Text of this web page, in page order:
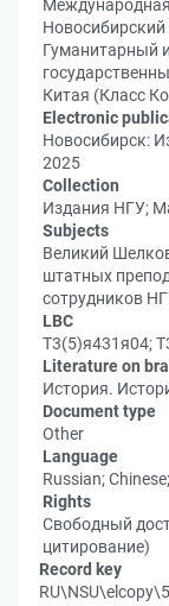
Новосибирский
Гуманитарный
Китая (Класс
Electronic
Новосибирск:
2025
Collection
Издания НГУ;
Subjects
Великий
штатных
сотрудников
LBC
Т3(5)я431я04;
Literature on
История.
Document type
Other
Language
Russian;
Rights
Свободный
цитирование)
Record key